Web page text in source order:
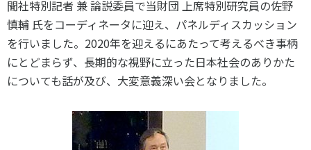
お問い合わせ・お申し込み
スポーツライフ・データ
スポーツ白書
政策提言
子どものスポーツ
スポーツによるまちづくり
スポーツ・ガバナンス
聞社特別記者 兼 論説委員で当財団 上席特別研究員の佐野
慎輔 氏をコーディネータに迎え、パネルディスカッション
を行いました。2020年を迎えるにあたって考えるべき事柄
にとどまらず、長期的な視野に立った日本社会のありかた
についても話が及び、大変意義深い会となりました。